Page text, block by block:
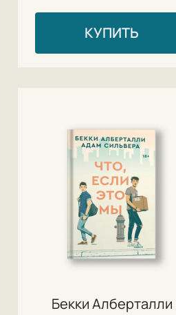
КУПИТЬ
Бекки Алберталли